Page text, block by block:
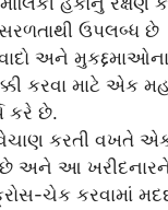
ઉપલબ્ધ છે
અને મુકદ્દમાઓના
કરવા માટે એક
કરે છે.
કરતી વખતે
અને આ
ચેક કરવામાં